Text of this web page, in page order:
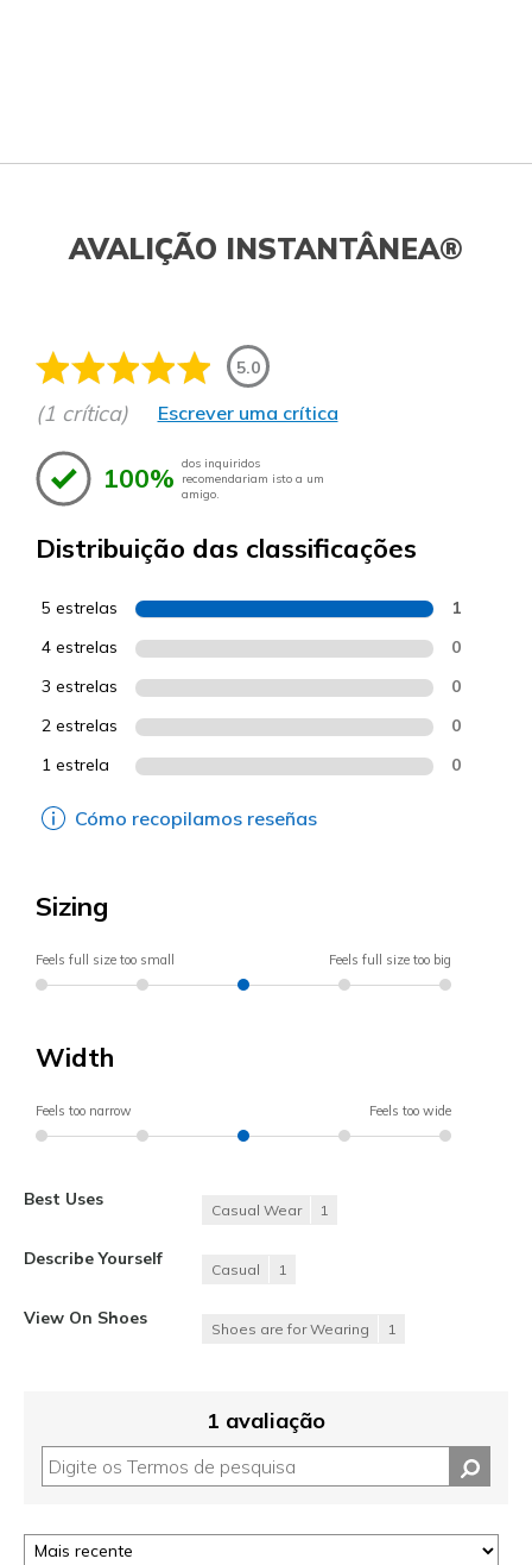
AVALIÇÃO INSTANTÂNEA®
5.0
(1 crítica) Escrever uma crítica
100% dos inquiridos
recomendariam isto a um
amigo.
Distribuição das classificações
5 estrelas 1
4 estrelas 0
3 estrelas 0
2 estrelas 0
1 estrela 0
Cómo recopilamos reseñas
Sizing
Feels full size too small Feels full size too big
Width
Feels too narrow Feels too wide
Best Uses
Casual Wear 1
Describe Yourself
Casual 1
View On Shoes
Shoes are for Wearing 1
1 avaliação